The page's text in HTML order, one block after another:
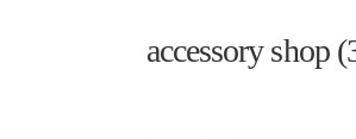
accessory shop